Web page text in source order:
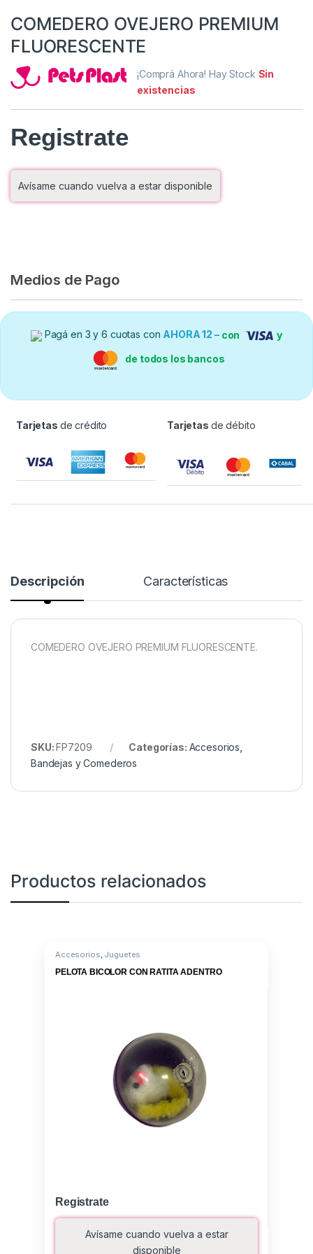
COMEDERO OVEJERO PREMIUM
FLUORESCENTE
¡Comprá Ahora! Hay Stock Sin
existencias
Registrate
Avísame cuando vuelva a estar disponible
Medios de Pago
Pagá en 3 y 6 cuotas con AHORA 12 – con y
de todos los bancos
Tarjetas de crédito Tarjetas de débito
Descripción Características
COMEDERO OVEJERO PREMIUM FLUORESCENTE.
SKU:FP7209 Categorías: Accesorios
Bandejas y Comederos
Productos relacionados
Accesorios Juguetes
PELOTA BICOLOR CON RATITA ADENTRO
Registrate
Avísame cuando vuelva a estar
disponible